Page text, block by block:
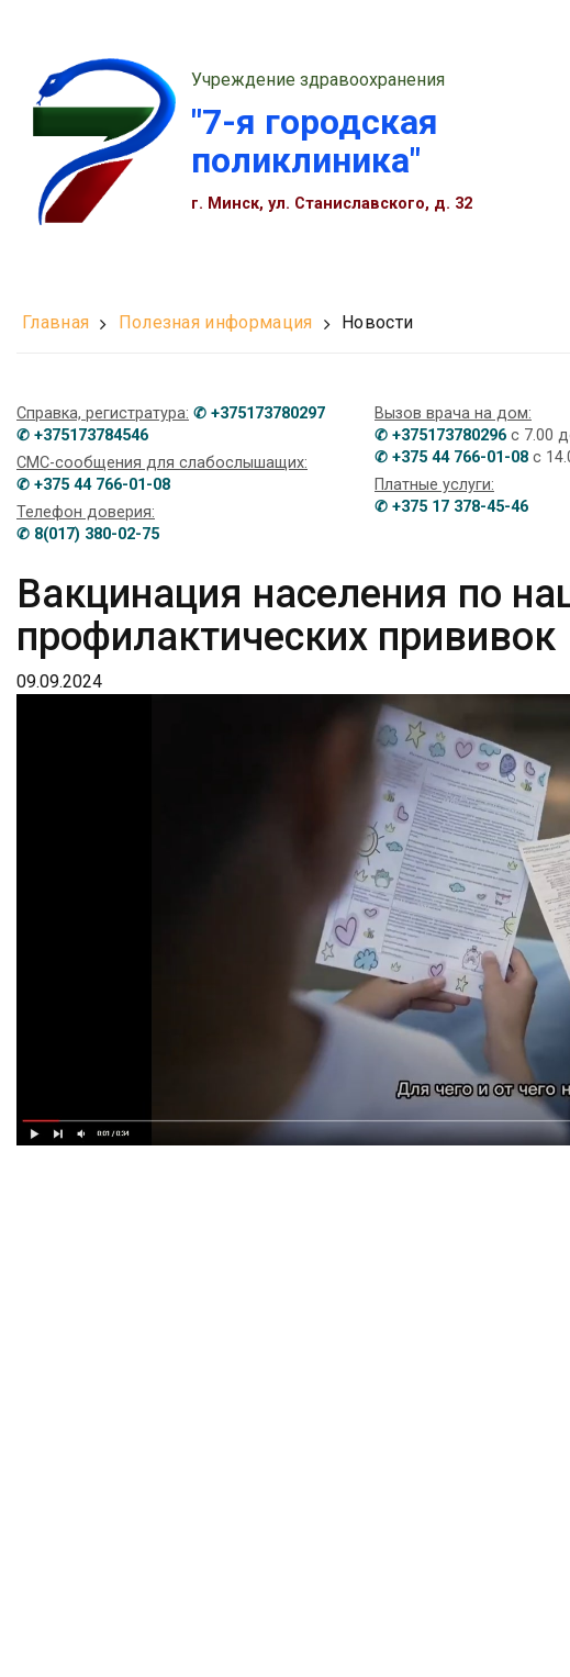
Учреждение здравоохранения
"7-я городская
поликлиника"
г. Минск, ул. Станиславского, д. 32
Главная Полезная информация Новости
Справка, регистратура: ✆ +375173780297
✆ +375173784546
СМС-сообщения для слабослышащих:
✆ +375 44 766-01-08
Телефон доверия:
✆ 8(017) 380-02-75
Вызов врача на дом:
✆ +375173780296с 7.00
✆ +375 44 766-01-08с
Платные услуги:
✆ +375 17 378-45-46
Вакцинация населения по
профилактических прививок
09.09.2024